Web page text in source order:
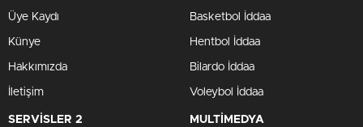
Üye Kaydı
Künye
Hakkımızda
İletişim
Basketbol İddaa
Hentbol İddaa
Bilardo İddaa
Voleybol İddaa
SERVİSLER 2 MULTİMEDYA